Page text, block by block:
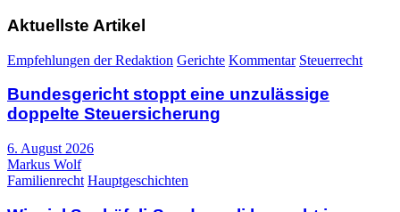
Aktuellste Artikel
Empfehlungen der Redaktion Gerichte Kommentar Steuerrecht
Bundesgericht stoppt eine unzulässige
doppelte Steuersicherung
6. August 2026
Markus Wolf
Familienrecht Hauptgeschichten